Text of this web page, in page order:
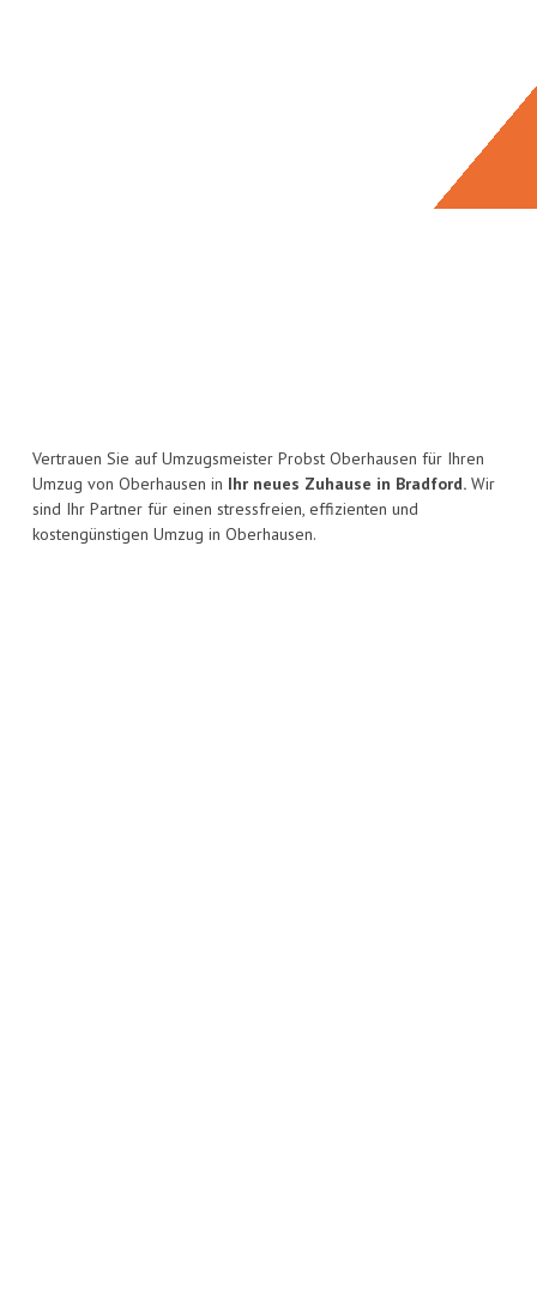
Vertrauen Sie auf Umzugsmeister Probst Oberhausen für Ihren
Umzug von Oberhausen in Ihr neues Zuhause in Bradford. Wir
sind Ihr Partner für einen stressfreien, effizienten und
kostengünstigen Umzug in Oberhausen.